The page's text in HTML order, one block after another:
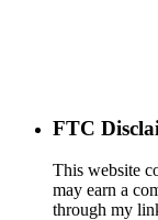
FTC
This website
may earn a
through my